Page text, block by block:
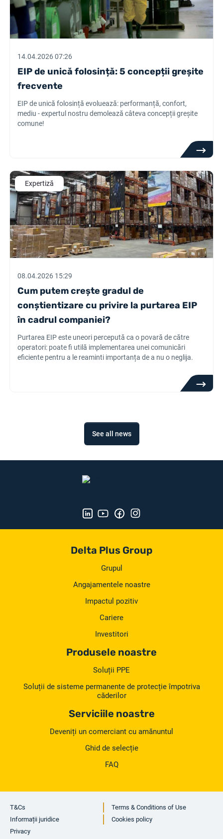
14.04.2026 07:26
EIP de unică folosință: 5 concepții greșite
frecvente
EIP de unică folosință evoluează: performanță, confort,
mediu - expertul nostru demolează câteva concepții greșite
comune!
Expertiză
08.04.2026 15:29
Cum putem crește gradul de
conștientizare cu privire la purtarea EIP
în cadrul companiei?
Purtarea EIP este uneori percepută ca o povară de către
operatori: poate fi utilă implementarea unei comunicări
eficiente pentru a le reaminti importanța de a nu o neglija.
See all news
Delta Plus Group
Grupul
Angajamentele noastre
Impactul pozitiv
Cariere
Investitori
Produsele noastre
Soluții PPE
Soluții de sisteme permanente de protecție împotriva
căderilor
Serviciile noastre
Deveniți un comerciant cu amănuntul
Ghid de selecție
FAQ
T&Cs
Terms & Conditions of Use
Informații juridice
Cookies policy
Privacy